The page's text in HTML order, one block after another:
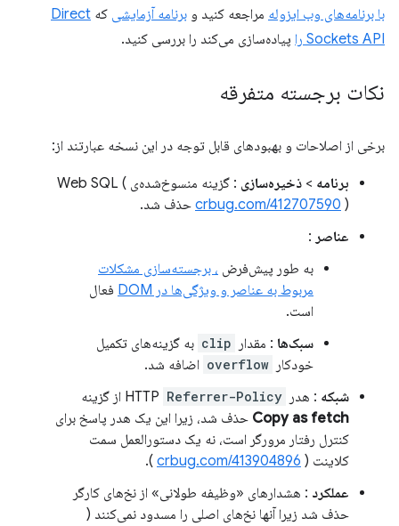
با برنامه‌های وب ایزوله مراجعه کنید و برنامه آزمایشی که Direct
Sockets API را
پیاده‌سازی می‌کند را بررسی کنید.
نکات برجسته متفرقه
برخی از اصلاحات و بهبودهای قابل توجه در این نسخه عبارتند از:
برنامه > ذخیره‌سازی : گزینه منسوخ‌شده‌ی Web SQL (
crbug.com/412707590 ) حذف شد.
عناصر :
به طور پیش‌فرض ، برجسته‌سازی مشکلات
مربوط به عناصر و ویژگی‌ها در DOM
فعال
است.
سبک‌ها : مقدار clip به گزینه‌های تکمیل
خودکار overflow اضافه شد.
شبکه : هدر HTTP Referrer-Policy
از گزینه
Copy as fetch حذف شد، زیرا این یک هدر پاسخ برای
کنترل رفتار مرورگر است، نه یک دستورالعمل سمت
کلاینت ( crbug.com/413904896
).
عملکرد : هشدارهای «وظیفه طولانی» از نخ‌های کارگر
حذف شد زیرا آنها نخ‌های اصلی را مسدود نمی‌کنند (